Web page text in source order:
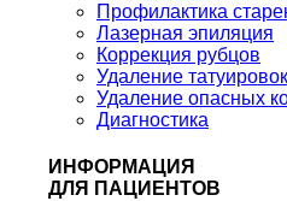
Профилактика
Лазерная эпиляция
Коррекция рубцов
Удаление
Удаление опасных
Диагностика
ИНФОРМАЦИЯ
ДЛЯ ПАЦИЕНТОВ